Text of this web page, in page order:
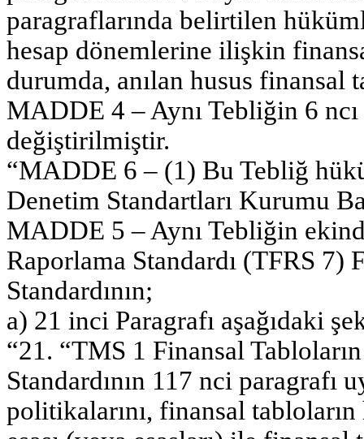
paragraflarında belirtilen
hesap dönemlerine ilişkin
durumda, anılan husus finansal
MADDE 4 – Aynı Tebliğin 6
değiştirilmiştir.
“MADDE 6 – (1) Bu Tebliğ
Denetim Standartları Kurumu
MADDE 5 – Aynı Tebliğin
Raporlama Standardı (TFRS 7)
Standardının;
a) 21 inci Paragrafı aşağıdaki
“21. “TMS 1 Finansal
Standardının 117 nci paragrafı
politikalarını, finansal